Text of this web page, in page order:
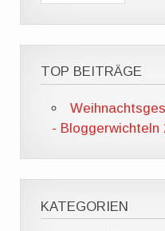
-
A
r
s
s
TOP BEITRÄGE
- Bloggerwichteln
KATEGORIEN